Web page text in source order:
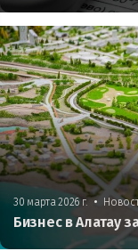
30 марта 2026 г. •
Бизнес в Алатау